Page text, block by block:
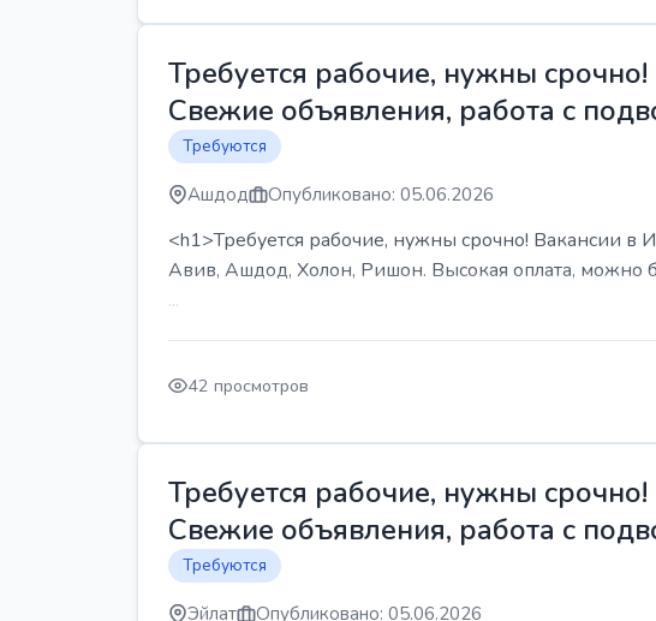
Требуется рабочие, нужны
Свежие объявления, работа с
Требуются
Ашдод Опубликовано: 05.06.2026
<h1>Требуется рабочие, нужны срочно! Вакансии в
Авив, Ашдод, Холон, Ришон. Высокая оплата, можно
...
42 просмотров
Требуется рабочие, нужны
Свежие объявления, работа с
Требуются
Эйлат Опубликовано: 05.06.2026